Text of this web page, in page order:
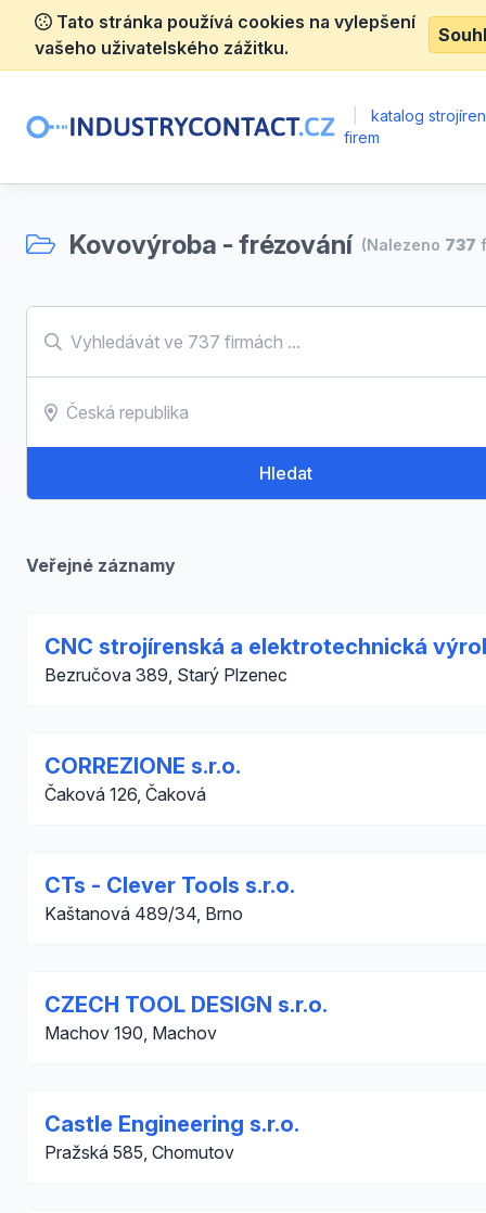
Tato stránka používá cookies na vylepšení
vašeho uživatelského zážitku.
katalog
firem
Kovovýroba - frézování (Nalezeno 737
Hledat
Veřejné záznamy
CNC strojírenská a elektrotechnická
Bezručova 389, Starý Plzenec
CORREZIONE s.r.o.
Čaková 126, Čaková
CTs - Clever Tools s.r.o.
Kaštanová 489/34, Brno
CZECH TOOL DESIGN s.r.o.
Machov 190, Machov
Castle Engineering s.r.o.
Pražská 585, Chomutov